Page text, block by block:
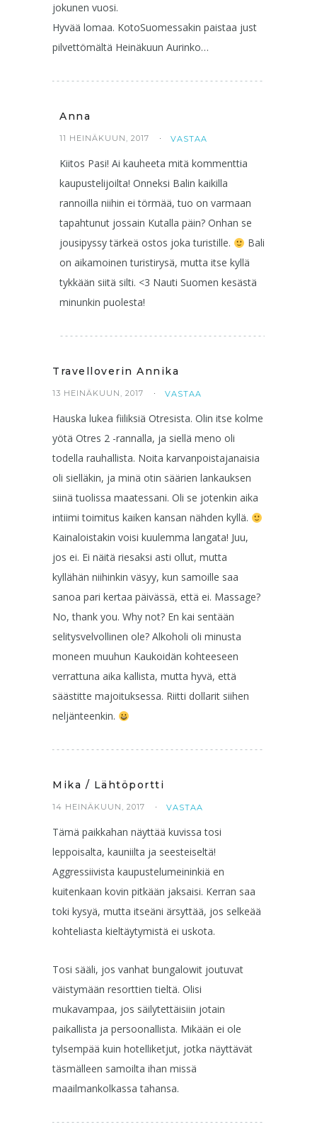
jokunen vuosi.
Hyvää lomaa. KotoSuomessakin paistaa just
pilvettömältä Heinäkuun Aurinko…
Anna
11 HEINÄKUUN, 2017 VASTAA
Kiitos Pasi! Ai kauheeta mitä kommenttia
kaupustelijoilta! Onneksi Balin kaikilla
rannoilla niihin ei törmää, tuo on varmaan
tapahtunut jossain Kutalla päin? Onhan se
jousipyssy tärkeä ostos joka turistille.
Bali
on aikamoinen turistirysä, mutta itse kyllä
tykkään siitä silti. <3 Nauti Suomen kesästä
minunkin puolesta!
Travelloverin Annika
13 HEINÄKUUN, 2017 VASTAA
Hauska lukea fiiliksiä Otresista. Olin itse kolme
yötä Otres 2 -rannalla, ja siellä meno oli
todella rauhallista. Noita karvanpoistajanaisia
oli sielläkin, ja minä otin säärien lankauksen
siinä tuolissa maatessani. Oli se jotenkin aika
intiimi toimitus kaiken kansan nähden kyllä.
Kainaloistakin voisi kuulemma langata! Juu,
jos ei. Ei näitä riesaksi asti ollut, mutta
kyllähän niihinkin väsyy, kun samoille saa
sanoa pari kertaa päivässä, että ei. Massage?
No, thank you. Why not? En kai sentään
selitysvelvollinen ole? Alkoholi oli minusta
moneen muuhun Kaukoidän kohteeseen
verrattuna aika kallista, mutta hyvä, että
säästitte majoituksessa. Riitti dollarit siihen
neljänteenkin.
Mika / Lähtöportti
14 HEINÄKUUN, 2017 VASTAA
Tämä paikkahan näyttää kuvissa tosi
leppoisalta, kauniilta ja seesteiseltä!
Aggressiivista kaupustelumeininkiä en
kuitenkaan kovin pitkään jaksaisi. Kerran saa
toki kysyä, mutta itseäni ärsyttää, jos selkeää
kohteliasta kieltäytymistä ei uskota.
Tosi sääli, jos vanhat bungalowit joutuvat
väistymään resorttien tieltä. Olisi
mukavampaa, jos säilytettäisiin jotain
paikallista ja persoonallista. Mikään ei ole
tylsempää kuin hotelliketjut, jotka näyttävät
täsmälleen samoilta ihan missä
maailmankolkassa tahansa.